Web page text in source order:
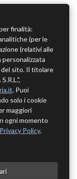
finalità:
(per le
(relativi alle
del sito. Il titolare
. Puoi
solo i cookie
maggiori
ogni momento
Privacy Policy.